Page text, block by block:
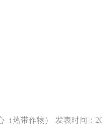
热带作物） 发表时间：